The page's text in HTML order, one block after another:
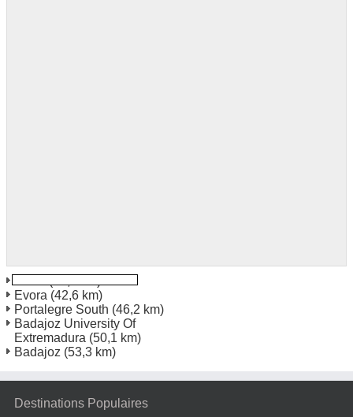
Evora (42,6 km)
Portalegre South (46,2 km)
Badajoz University Of
Extremadura (50,1 km)
Badajoz (53,3 km)
Destinations Populaires